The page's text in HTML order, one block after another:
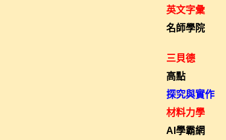
英文字彙
名師學院
三貝德
高點
探究與實作
材料力學
AI學霸網